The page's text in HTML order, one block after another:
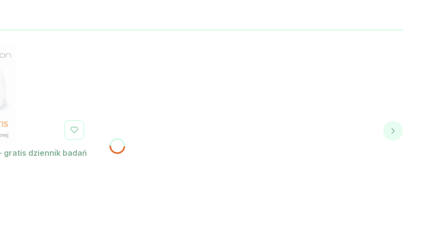
dziennik badań